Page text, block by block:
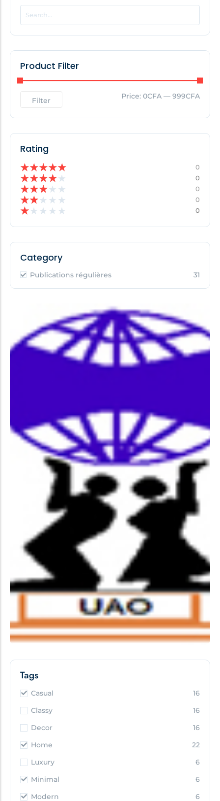
POPULAR THIS WEEK
No Posts Found!
No Posts Found!
Product Filter
Filter Price: 0CFA — 999CFA
Rating
★★★★★ 0
★★★★★ 0
★★★★ ★ 0
★★★ ★ ★ 0
★★ ★ ★ ★ 0
Category
Publications régulières 31
Tags
Casual
16
Classy
16
Decor
16
Home
22
Luxury
6
Minimal
6
Modern
6